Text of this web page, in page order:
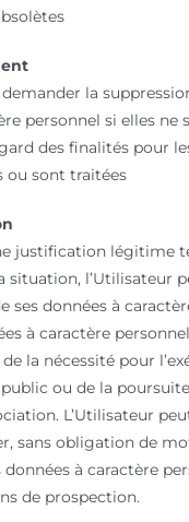
la
personnel si elles ne
des finalités pour
ou sont traitées
justification légitime
situation, l’Utilisateur
données à
à caractère
la nécessité pour
ou de la
L’Utilisateur
sans obligation de
à caractère
de prospection.